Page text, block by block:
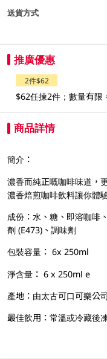
送貨方式
推廣優惠
2件$62
$62任揀2件；數量有限
商品詳情
簡介：
濃香而純正嘅咖啡味道，
濃香焙煎咖啡飲料讓你體
成份：水、糖、即溶咖啡
劑 (E473)、調味劑
包裝容量： 6x 250ml
淨含量： 6 x 250ml e
產地：由太古可口可樂公
最佳飲用：常溫或冷藏後